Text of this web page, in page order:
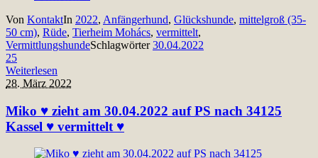
Von KontaktIn 2022, Anfängerhund, Glückshunde, mittelgroß (35-
50 cm), Rüde, Tierheim Mohács, vermittelt,
VermittlungshundeSchlagwörter30.04.2022
25
Weiterlesen
28. März 2022
Miko ♥ zieht am 30.04.2022 auf PS nach 34125
Kassel ♥ vermittelt ♥